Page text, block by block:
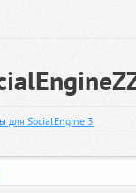
для SocialEngine 3